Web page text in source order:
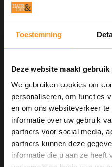
Toestemming
Deze website maakt gebruik
We gebruiken cookies om
personaliseren, om functies
en om ons websiteverkeer
informatie over uw gebruik
partners voor social media,
partners kunnen deze
informatie die u aan ze heeft
Föhnen met een diffuser of
Aan
Toevoegen
GERELATEERDE
10%